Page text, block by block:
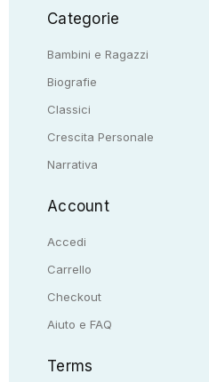
Categorie
Bambini e Ragazzi
Biografie
Classici
Crescita Personale
Narrativa
Account
Accedi
Carrello
Checkout
Aiuto e FAQ
Terms